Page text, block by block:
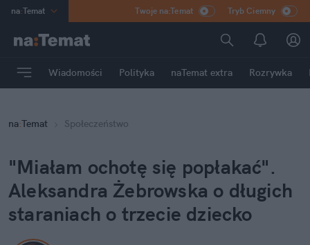
na:Temat
Poland
mama
Rozrywka
Twoje na:Temat Tryb Ciemny
Wiadomości Polityka naTemat extra Rozrywka
na:Temat Społeczeństwo
"Miałam ochotę się popłakać".
Aleksandra Żebrowska o długich
staraniach o trzecie dziecko